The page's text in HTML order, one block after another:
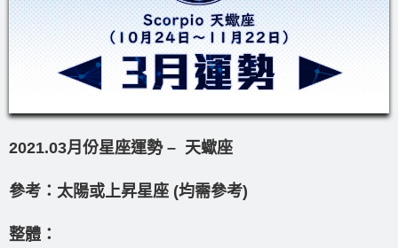
2021.03月份星座運勢 – 天蠍座
參考：太陽或上昇星座 (均需參考)
整體：